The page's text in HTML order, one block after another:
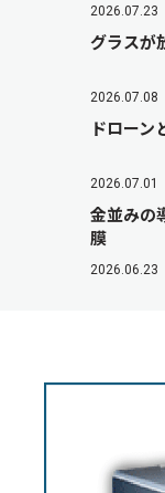
2026.07.23
グラスが
2026.07.08
ドロー
2026.07.01
金並みの
膜
2026.06.23